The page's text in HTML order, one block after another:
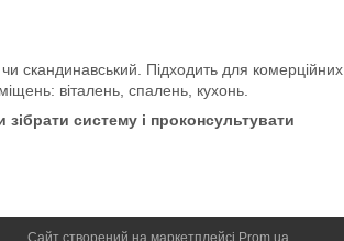
чи скандинавський. Підходить для комерційних
віталень, спалень, кухонь.
систему і проконсультувати
Сайт створений на маркетплейсі Prom.ua